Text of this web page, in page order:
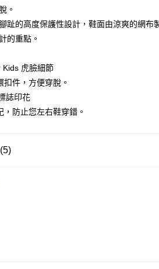
含以上)免運費
含以上)免運費
含以上)免運費
含以上)免運費
含以上)免運費
。
趾的高度保護性設計，鞋面由涼爽的網布
的重點。
Kids 虎臉細節
件，方便穿脫。
誌印花
，防止您左右鞋穿錯。